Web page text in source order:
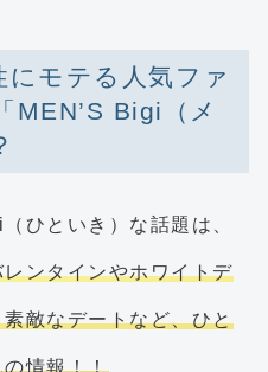
にモテる人気ファ
MEN’S Bigi（メ
ひといき）な話題は、
ンタインやホワイトデ
敵なデートなど、ひと
情報！！